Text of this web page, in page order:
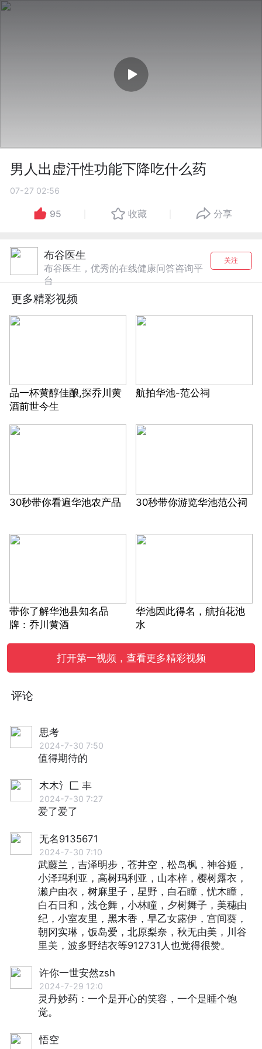
男人出虚汗性功能下降吃什么药
07-27 02:56
95 收藏 分享
布谷医生
布谷医生，优秀的在线健康问答咨询平
台
关注
更多精彩视频
品一杯黄醇佳酿,探乔川黄
酒前世今生
航拍华池-范公祠
30秒带你看遍华池农产品 30秒带你游览华池范公祠
带你了解华池县知名品
牌：乔川黄酒
华池因此得名，航拍花池
水
打开第一视频，查看更多精彩视频
评论
思考
2024-7-30 7:50
值得期待的
木木氵匚 丰
2024-7-30 7:27
爱了爱了
无名9135671
2024-7-30 7:10
武藤兰，吉泽明步，苍井空，松岛枫，神谷姬，
小泽玛利亚，高树玛利亚，山本梓，樱树露衣，
濑户由衣，树麻里子，星野，白石瞳，忧木瞳，
白石日和，浅仓舞，小林瞳，夕树舞子，美穗由
纪，小室友里，黑木香，早乙女露伊，宫间葵，
朝冈实琳，饭岛爱，北原梨奈，秋无由美，川谷
里美，波多野结衣等912731人也觉得很赞。
许你一世安然zsh
2024-7-29 12:0
灵丹妙药：一个是开心的笑容，一个是睡个饱
觉。
悟空